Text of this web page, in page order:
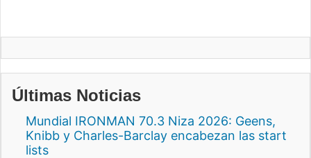
Últimas Noticias
Mundial IRONMAN 70.3 Niza 2026: Geens,
Knibb y Charles-Barclay encabezan las start
lists